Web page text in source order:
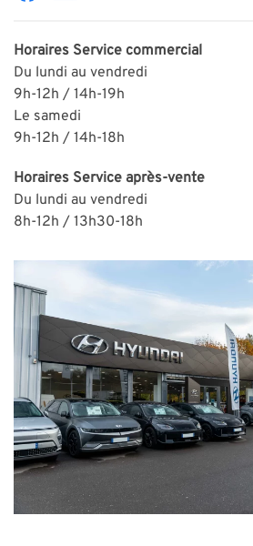
Horaires Service commercial
Du lundi au vendredi
9h-12h / 14h-19h
Le samedi
9h-12h / 14h-18h
Horaires Service après-vente
Du lundi au vendredi
8h-12h / 13h30-18h